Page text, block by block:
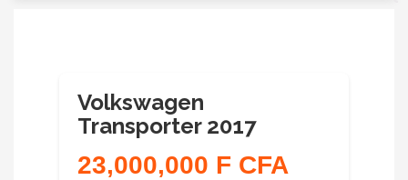
Volkswagen
Transporter 2017
23,000,000 F CFA